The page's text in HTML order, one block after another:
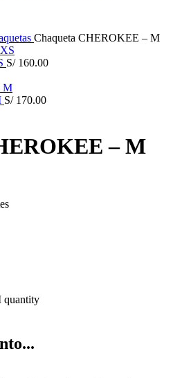
Chaqueta CHEROKEE – M
S/160.00
S/170.00
– M
quantity